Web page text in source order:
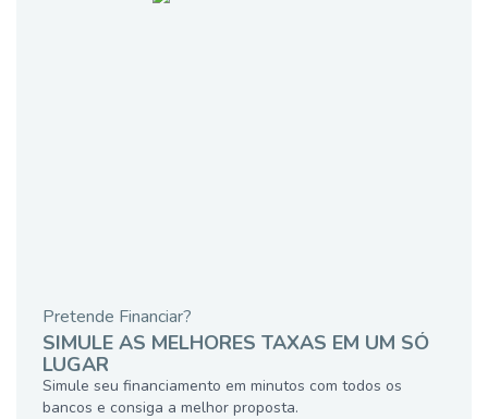
Pretende Financiar?
SIMULE AS MELHORES TAXAS EM UM SÓ
LUGAR
Simule seu financiamento em minutos com todos os
bancos e consiga a melhor proposta.